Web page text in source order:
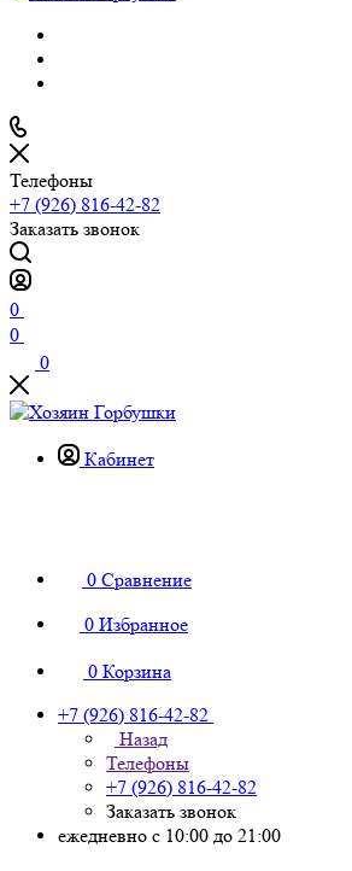
Телефоны
+7 (926) 816-42-82
Заказать звонок
0
0
0
Кабинет
0 Сравнение
0 Избранное
0 Корзина
+7 (926) 816-42-82
Назад
Телефоны
+7 (926) 816-42-82
Заказать звонок
ежедневно с 10:00 до 21:00